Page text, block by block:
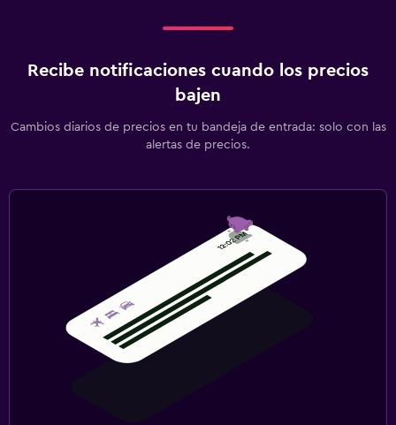
Recibe notificaciones cuando los precios
bajen
Cambios diarios de precios en tu bandeja de entrada: solo con las
alertas de precios.